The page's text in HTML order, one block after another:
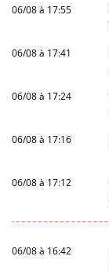
06/08 à 17:55
06/08 à 17:41
06/08 à 17:24
06/08 à 17:16
06/08 à 17:12
06/08 à 16:42